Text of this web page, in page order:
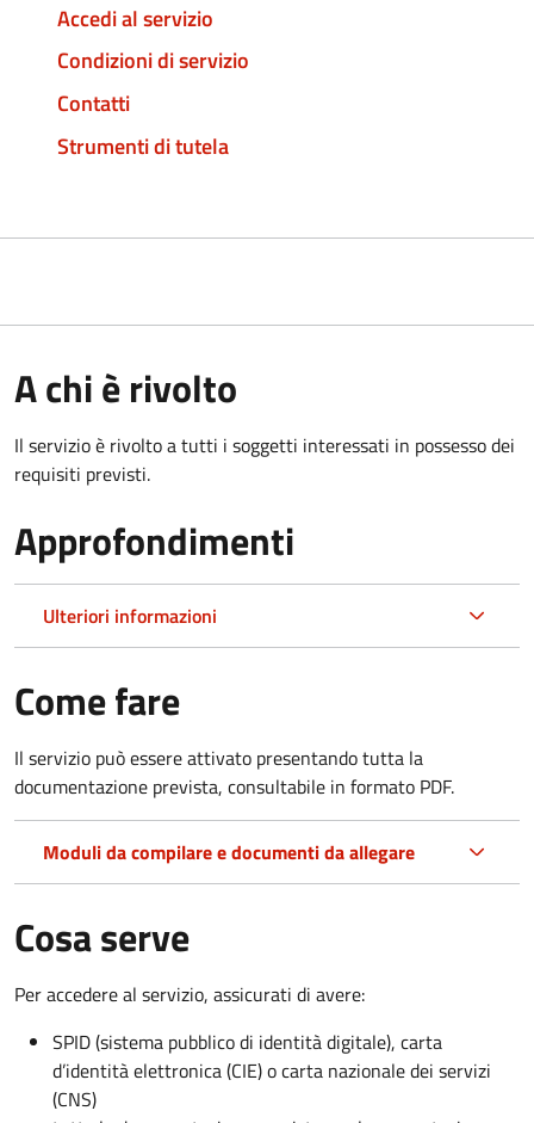
Accedi al servizio
Condizioni di servizio
Contatti
Strumenti di tutela
A chi è rivolto
Il servizio è rivolto a tutti i soggetti interessati in possesso dei
requisiti previsti.
Approfondimenti
Ulteriori informazioni
Come fare
Il servizio può essere attivato presentando tutta la
documentazione prevista, consultabile in formato PDF.
Moduli da compilare e documenti da allegare
Cosa serve
Per accedere al servizio, assicurati di avere:
SPID (sistema pubblico di identità digitale), carta
d’identità elettronica (CIE) o carta nazionale dei servizi
(CNS)